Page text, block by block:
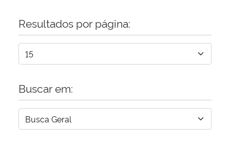
Resultados por página:
Buscar em: